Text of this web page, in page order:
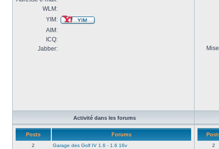
WLM:
YIM:
AIM:
ICQ:
Jabber:
Activité dans les forums
Posts Forums
2 Garage des Golf IV 1.6 - 1.6 16v 2